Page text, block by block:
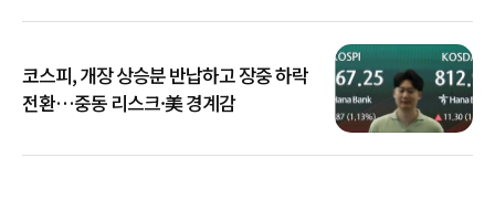
코스피, 개장 상승분 반납하고 장중 하락
전환…중동 리스크·美 경계감